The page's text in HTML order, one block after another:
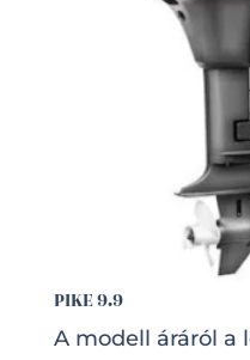
PIKE 9.9
A modell áráról a